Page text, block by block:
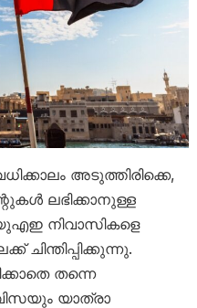
അടുത്തിരിക്കെ,
ലഭിക്കാനുള്ള
നിവാസികളെ
ചിന്തിപ്പിക്കുന്നു.
തന്നെ
യാത്രാ